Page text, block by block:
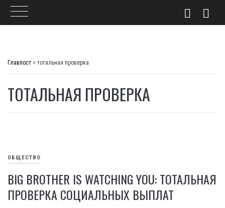
Главпост > тотальная проверка
ТОТАЛЬНАЯ ПРОВЕРКА
ОБЩЕСТВО
BIG BROTHER IS WATCHING YOU: ТОТАЛЬНАЯ
ПРОВЕРКА СОЦИАЛЬНЫХ ВЫПЛАТ